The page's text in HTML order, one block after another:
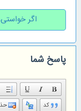
اگر
پاسخ شما
کد